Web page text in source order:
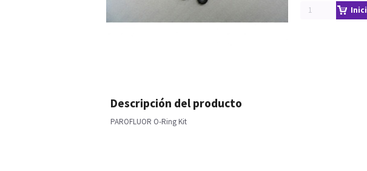
Descripción del producto
PAROFLUOR O-Ring Kit